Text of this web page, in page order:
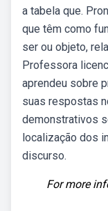
a tabela que.
que têm como
ser ou objeto,
Professora
aprendeu sobre
suas respostas
demonstrativos
localização dos
discurso.
For more